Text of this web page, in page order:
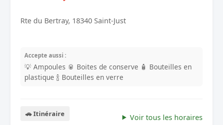
Rte du Bertray, 18340 Saint-Just
Accepte aussi :
💡 Ampoules 🥫 Boites de conserve 🧴 Bouteilles en
plastique 🍾 Bouteilles en verre
🚗 Itinéraire Voir tous les horaires